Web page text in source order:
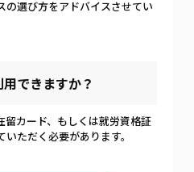
の選び方をアドバイスさせてい
できますか？
留カード、もしくは就労資格証
ただく必要があります。